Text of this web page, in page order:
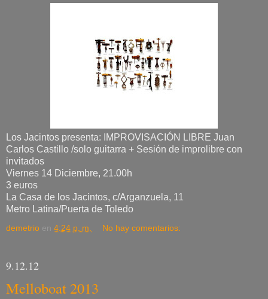
Los Jacintos presenta: IMPROVISACIÓN LIBRE Juan
Carlos Castillo /solo guitarra + Sesión de improlibre con
invitados
Viernes 14 Diciembre, 21.00h
3 euros
La Casa de los Jacintos, c/Arganzuela, 11
Metro Latina/Puerta de Toledo
demetrio en 4:24 p. m. No hay comentarios:
9.12.12
Melloboat 2013